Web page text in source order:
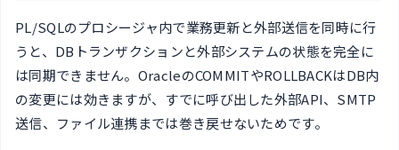
PL/SQLのプロシージャ内で業務更新と外部送信を同時に行
うと、DBトランザクションと外部システムの状態を完全に
は同期できません。OracleのCOMMITやROLLBACKはDB内
の変更には効きますが、すでに呼び出した外部API、SMTP
送信、ファイル連携までは巻き戻せないためです。